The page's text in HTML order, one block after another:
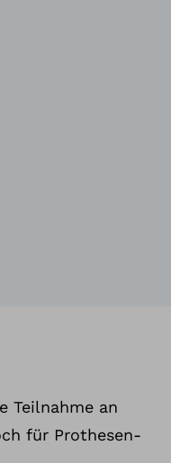
Teilnahme an
für Prothesen-